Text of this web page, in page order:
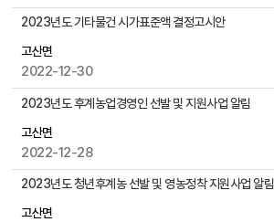
게
록
2023년도 기타물건 시가표준액 결정고시안
고산면
2022-12-30
2023년도 후계농업경영인 선발 및 지원사업 알림
고산면
2022-12-28
2023년도 청년후계농 선발 및 영농정착 지원사업 알림
고산면